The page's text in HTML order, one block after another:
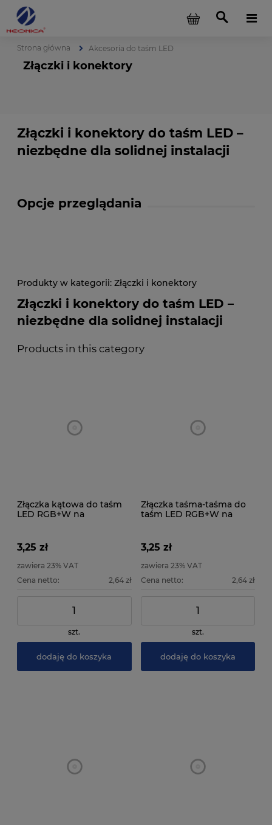
Strona główna Akcesoria do taśm LED
Złączki i konektory
Opcje przeglądania
Złączki i konektory do taśm LED –
niezbędne dla solidnej instalacji
Złączki i konektory
Złączki i konektory do taśm LED –
niezbędne dla solidnej instalacji
Products in this category
Złączka kątowa do taśm
LED RGB+W na
3,25 zł
zawiera 23% VAT
Cena netto:
2,64 zł
szt.
dodaję do koszyka
Złączka taśma-taśma do
taśm LED RGB+W na
3,25 zł
zawiera 23% VAT
Cena netto:
2,64 zł
szt.
dodaję do koszyka